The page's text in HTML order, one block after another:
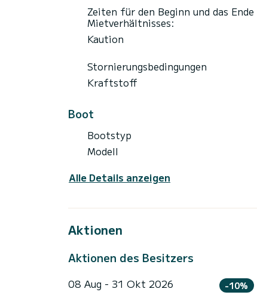
Buchungsanfragen und
Zeiten für den Beginn und das Ende
Mietverhältnisses:
Kaution
Stornierungsbedingungen
Kraftstoff
Boot
Bootstyp
Modell
Alle Details anzeigen
Aktionen
Aktionen des Besitzers
08 Aug - 31 Okt 2026 -10%